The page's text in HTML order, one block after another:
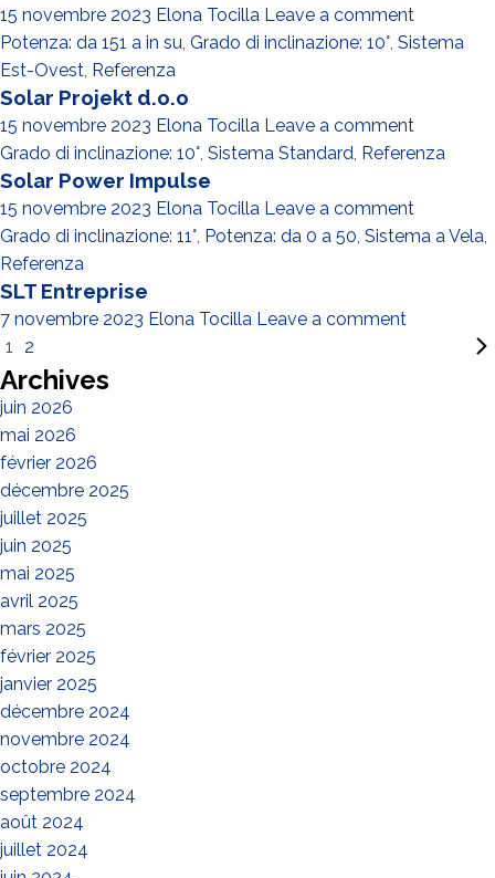
15 novembre 2023 Elona Tocilla Leave a comment
Potenza: da 151 a in su, Grado di inclinazione: 10°, Sistema
Est-Ovest, Referenza
Solar Projekt d.o.o
15 novembre 2023 Elona Tocilla Leave a comment
Grado di inclinazione: 10°, Sistema Standard, Referenza
Solar Power Impulse
15 novembre 2023 Elona Tocilla Leave a comment
Grado di inclinazione: 11°, Potenza: da 0 a 50, Sistema a Vela,
Referenza
SLT Entreprise
7 novembre 2023 Elona Tocilla Leave a comment
1
2
Archives
juin 2026
mai 2026
février 2026
décembre 2025
juillet 2025
juin 2025
mai 2025
avril 2025
mars 2025
février 2025
janvier 2025
décembre 2024
novembre 2024
octobre 2024
septembre 2024
août 2024
juillet 2024